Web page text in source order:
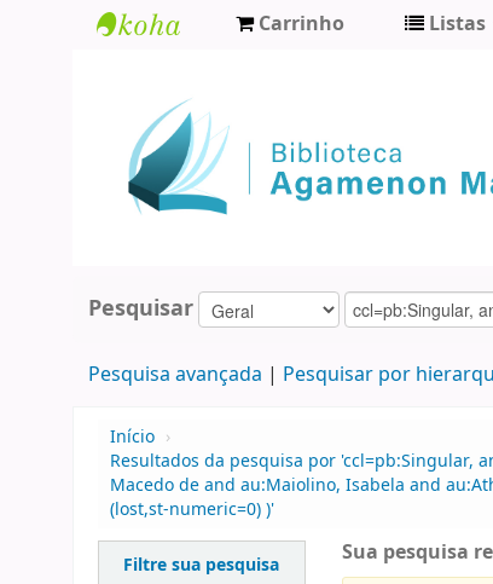
Agamenon
Magalhães
Carrinho Listas
Pesquisar
Pesquisa avançada Pesquisar por
Início ›
Resultados da pesquisa por 'ccl=pb:Singular,
Macedo de and au:Maiolino, Isabela and
(lost,st-numeric=0) )'
Filtre sua pesquisa
Sua pesquisa